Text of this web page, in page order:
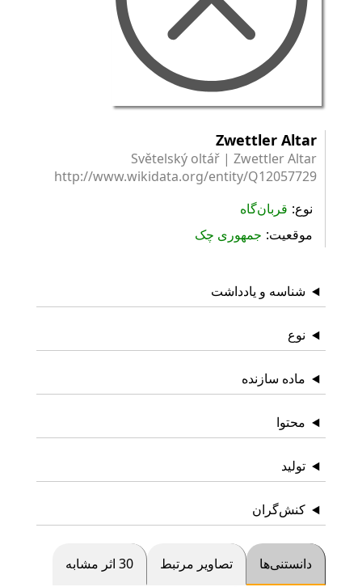
Zwettler Altar
Světelský oltář | Zwettler Altar
http://www.wikidata.org/entity/Q12057729
نوع قربان‌گاه
موقعیت جمهوری چک
شناسه و یادداشت
نوع
ماده سازنده
محتوا
تولید
کنش‌گران
دانستنی‌ها تصاویر مرتبط 30 اثر مشابه